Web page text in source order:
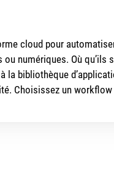
cloud pour
ou numériques. Où qu’ils
la bibliothèque
. Choisissez un